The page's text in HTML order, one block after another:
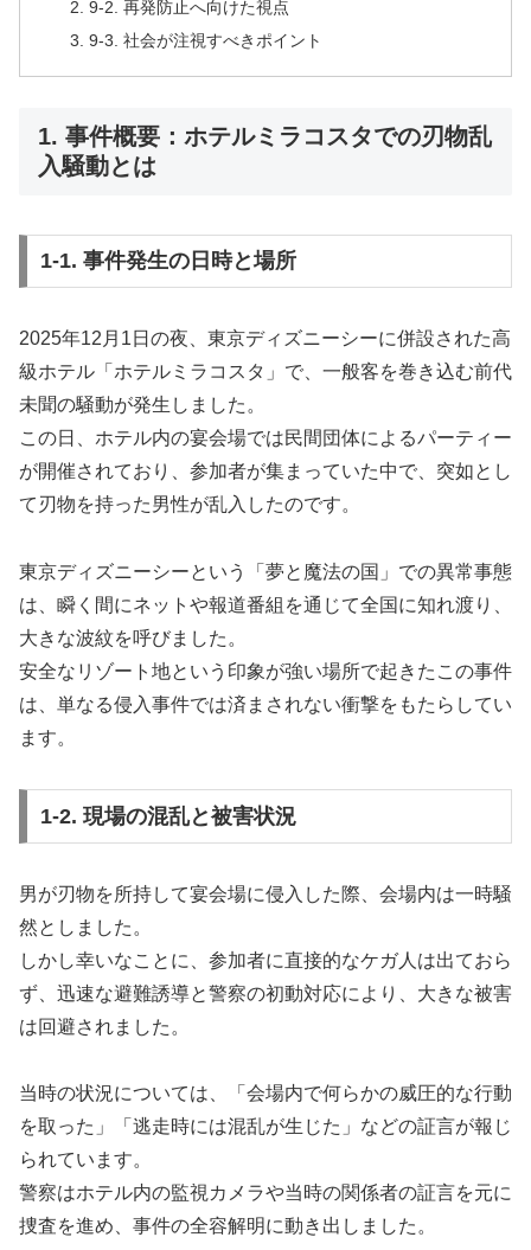
9-2. 再発防止へ向けた視点
9-3. 社会が注視すべきポイント
1. 事件概要：ホテルミラコスタでの刃物乱
入騒動とは
1-1. 事件発生の日時と場所
2025年12月1日の夜、東京ディズニーシーに併設された高
級ホテル「ホテルミラコスタ」で、一般客を巻き込む前代
未聞の騒動が発生しました。
この日、ホテル内の宴会場では民間団体によるパーティー
が開催されており、参加者が集まっていた中で、突如とし
て刃物を持った男性が乱入したのです。
東京ディズニーシーという「夢と魔法の国」での異常事態
は、瞬く間にネットや報道番組を通じて全国に知れ渡り、
大きな波紋を呼びました。
安全なリゾート地という印象が強い場所で起きたこの事件
は、単なる侵入事件では済まされない衝撃をもたらしてい
ます。
1-2. 現場の混乱と被害状況
男が刃物を所持して宴会場に侵入した際、会場内は一時騒
然としました。
しかし幸いなことに、参加者に直接的なケガ人は出ておら
ず、迅速な避難誘導と警察の初動対応により、大きな被害
は回避されました。
当時の状況については、「会場内で何らかの威圧的な行動
を取った」「逃走時には混乱が生じた」などの証言が報じ
られています。
警察はホテル内の監視カメラや当時の関係者の証言を元に
捜査を進め、事件の全容解明に動き出しました。